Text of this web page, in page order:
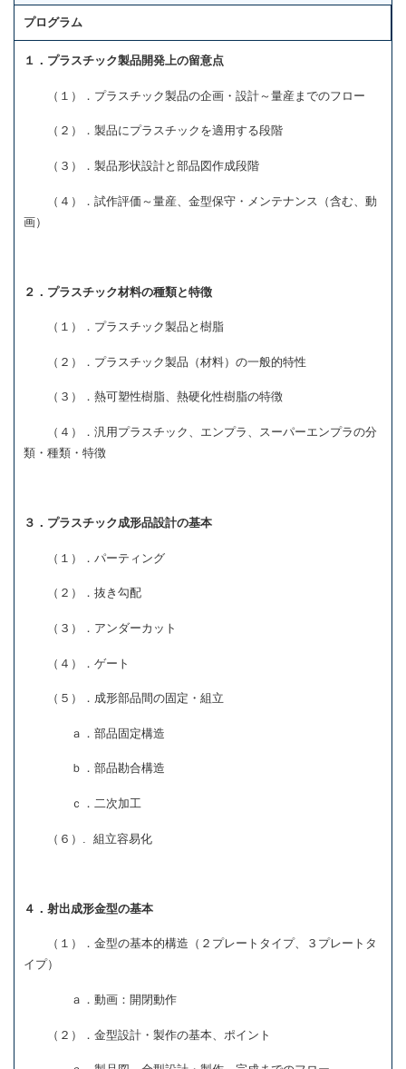
プログラム
１．プラスチック製品開発上の留意点
（１）．プラスチック製品の企画・設計～量産までのフロー
（２）．製品にプラスチックを適用する段階
（３）．製品形状設計と部品図作成段階
（４）．試作評価～量産、金型保守・メンテナンス（含む、動
画）
２．プラスチック材料の種類と特徴
（１）．プラスチック製品と樹脂
（２）．プラスチック製品（材料）の一般的特性
（３）．熱可塑性樹脂、熱硬化性樹脂の特徴
（４）．汎用プラスチック、エンプラ、スーパーエンプラの分
類・種類・特徴
３．プラスチック成形品設計の基本
（１）．パーティング
（２）．抜き勾配
（３）．アンダーカット
（４）．ゲート
（５）．成形部品間の固定・組立
ａ．部品固定構造
ｂ．部品勘合構造
ｃ．二次加工
（６）. 組立容易化
４．射出成形金型の基本
（１）．金型の基本的構造（２プレートタイプ、３プレートタ
イプ）
ａ．動画：開閉動作
（２）．金型設計・製作の基本、ポイント